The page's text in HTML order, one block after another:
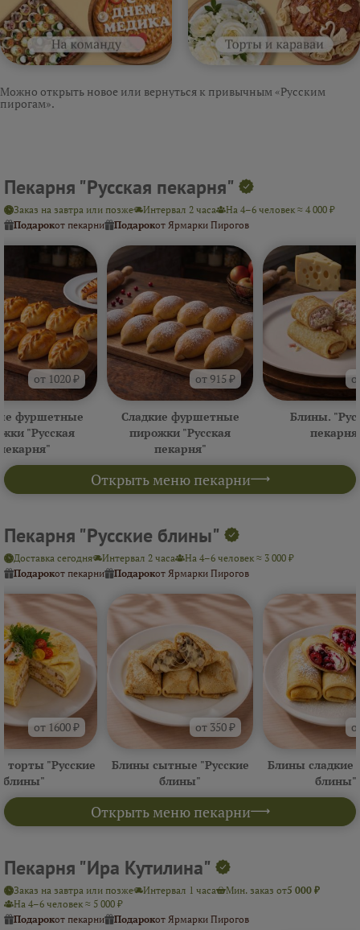
Можно открыть новое или вернуться к привычным «Русским
пирогам».
Пекарня "Русская пекарня"
Открыть меню пекарни
Заказ на завтра или позже Интервал 2 часа
На 4–6 человек ≈ 4 000 ₽
Подарокот пекарни Подарокот Ярмарки Пирогов
от 1020 ₽
фуршетные
"Русская
от 915 ₽
Сладкие фуршетные
пирожки "Русская
пекарня"
Блины.
Пекарня "Русские блины"
Открыть меню пекарни
Доставка сегодня Интервал 2 часа
На 4–6 человек ≈ 3 000 ₽
Подарокот пекарни Подарокот Ярмарки Пирогов
от 1600 ₽
торты "Русские
блины"
от 350 ₽
Блины сытные "Русские
блины"
Блины сладкие
блины"
Пекарня "Ира Кутилина"
Заказ на завтра или позже Интервал 1 часа Мин. заказ от5 000 ₽
На 4–6 человек ≈ 5 000 ₽
Подарокот пекарни Подарокот Ярмарки Пирогов